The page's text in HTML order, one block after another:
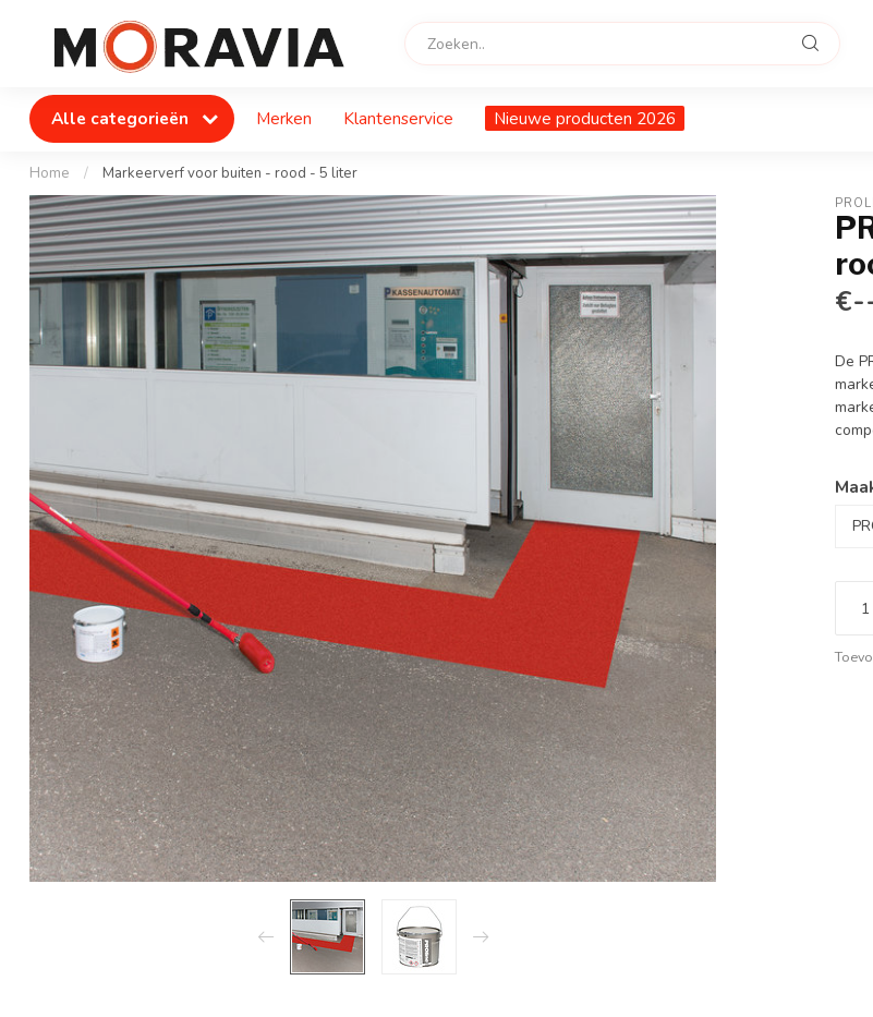
Alle categorieën Merken Klantenservice Nieuwe producten 2026
Home / Markeerverf voor buiten - rood - 5 liter
De